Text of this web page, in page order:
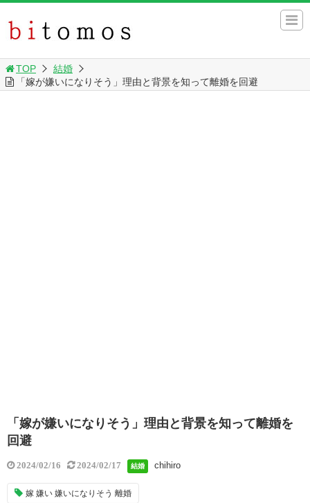
TOP
結婚
「嫁が嫌いになりそう」理由と背景を知って離婚を回避
「嫁が嫌いになりそう」理由と背景を知って離婚を
回避
2024/02/16 2024/02/17 結婚 chihiro
嫁 嫌い 嫌いになりそう 離婚